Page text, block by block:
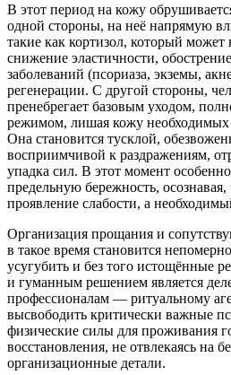
В этот период на кожу
одной стороны, на неё напрямую
такие как кортизол, который может
снижение эластичности,
заболеваний (псориаза, экземы,
регенерации. С другой стороны,
пренебрегает базовым уходом,
режимом, лишая кожу
Она становится тусклой,
восприимчивой к раздражениям,
упадка сил. В этот момент
предельную бережность,
проявление слабости, а
Организация прощания и
в такое время становится
усугубить и без того истощённые
и гуманным решением является
профессионалам — ритуальному
высвободить критически важные
физические силы для проживания
восстановления, не отвлекаясь на
организационные детали.